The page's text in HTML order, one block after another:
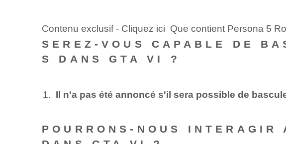
Contenu exclusif - Cliquez ici Que contient Persona 5
SEREZ-VOUS CAPABLE DE
S DANS GTA VI ?
Il n'a pas été annoncé s'il sera possible de
POURRONS-NOUS INTERAGIR